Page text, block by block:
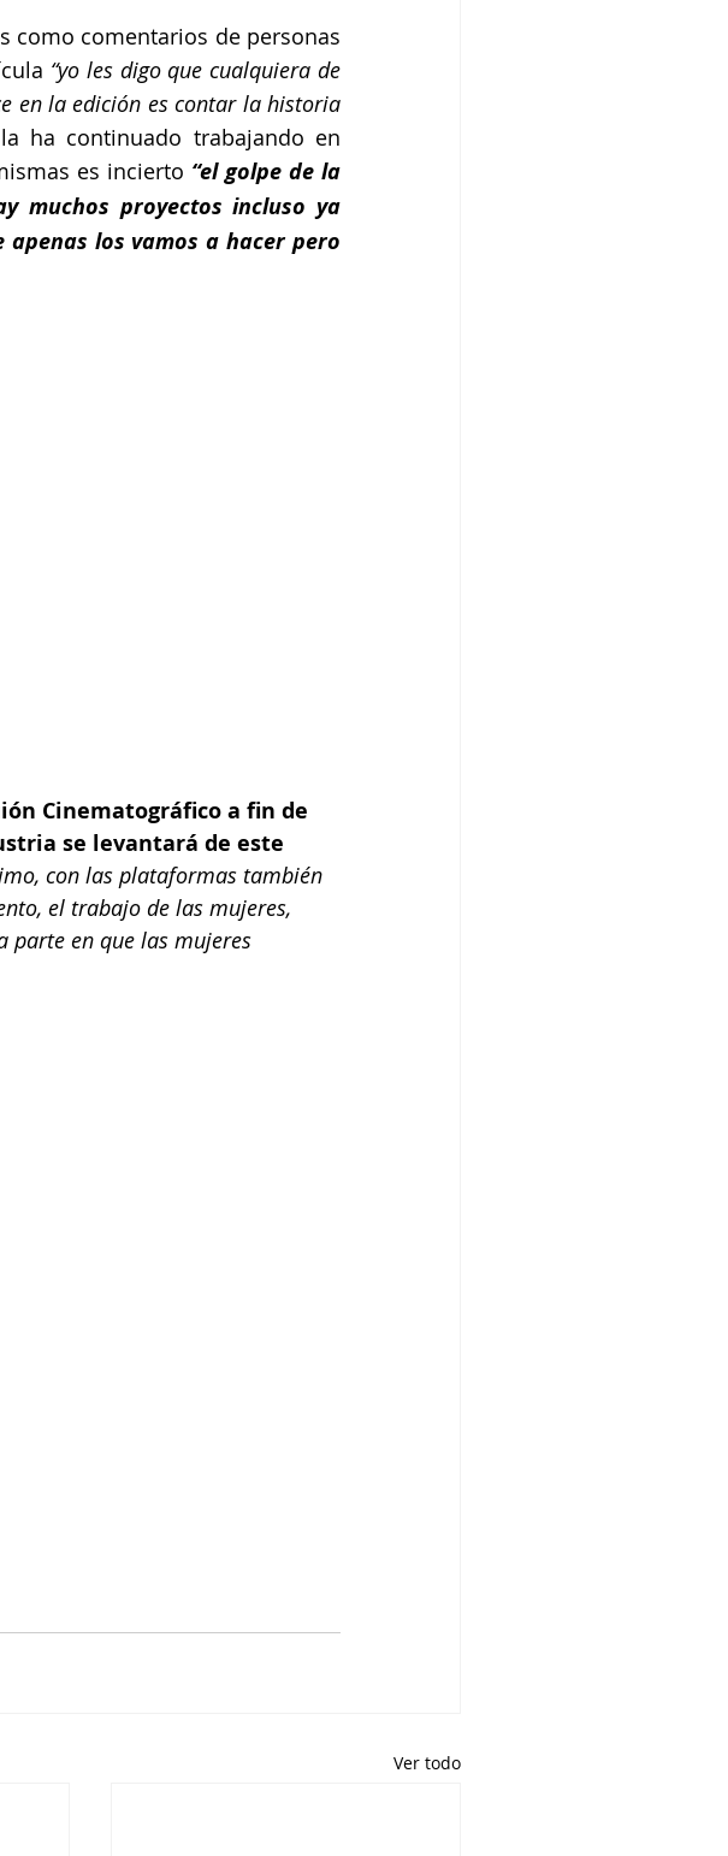
como comentarios de personas
“yo les digo que cualquiera de
en la edición es contar la historia
ha continuado trabajando en
es incierto “el golpe de la
muchos proyectos incluso ya
los vamos a hacer pero
Cinematográfico a fin de
se levantará de este
con las plataformas también
el trabajo de las mujeres,
parte en que las mujeres
Ver todo